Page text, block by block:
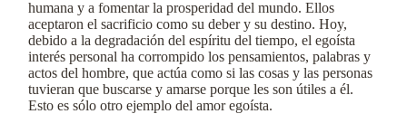
humana y a fomentar la prosperidad del mundo. Ellos
aceptaron el sacrificio como su deber y su destino. Hoy,
debido a la degradación del espíritu del tiempo, el egoísta
interés personal ha corrompido los pensamientos, palabras y
actos del hombre, que actúa como si las cosas y las personas
tuvieran que buscarse y amarse porque les son útiles a él.
Esto es sólo otro ejemplo del amor egoísta.